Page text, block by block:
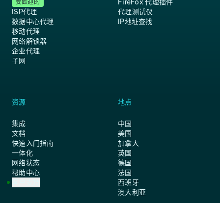
受歡迎的
ISP代理
数据中心代理
移动代理
网络解锁器
企业代理
子网
FireFox 代理插件
代理测试仪
IP地址查找
资源
集成
文档
快速入门指南
一体化
网络状态
帮助中心
地点
中国
美国
加拿大
英国
德国
法国
西班牙
澳大利亚